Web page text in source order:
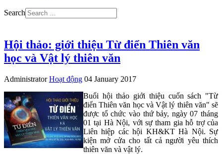
Search
Hội thảo: giới thiệu Từ điển Thiên văn
học và Vật lý thiên văn
Administrator Hoạt động 04 January 2017
Buổi hội thảo giới thiệu cuốn sách "Từ
điển Thiên văn học và Vật lý thiên văn" sẽ
được tổ chức vào thứ bảy, ngày 07 tháng
01 tại Hà Nội, với sự tham gia hỗ trợ của
Liên hiệp các hội KH&KT Hà Nội. Sự
kiện mở cửa cho tất cả người yêu thích
thiên văn và vật lý.